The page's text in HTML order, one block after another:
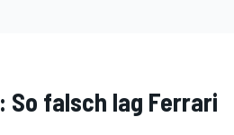
So falsch lag Ferrari